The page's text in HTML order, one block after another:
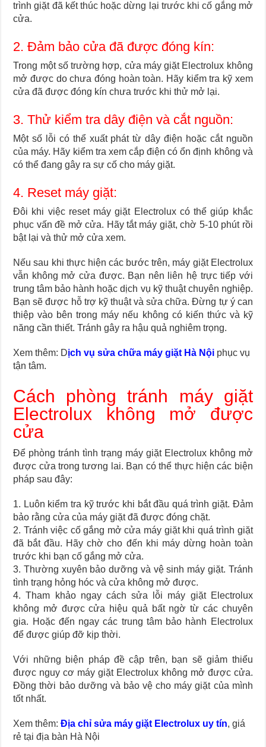
trình giặt đã kết thúc hoặc dừng lại trước khi cố gắng mở
cửa.
2. Đảm bảo cửa đã được đóng kín:
Trong một số trường hợp, cửa máy giặt Electrolux không
mở được do chưa đóng hoàn toàn. Hãy kiểm tra kỹ xem
cửa đã được đóng kín chưa trước khi thử mở lại.
3. Thử kiểm tra dây điện và cắt nguồn:
Một số lỗi có thể xuất phát từ dây điện hoặc cắt nguồn
của máy. Hãy kiểm tra xem cắp điện có ổn định không và
có thể đang gây ra sự cố cho máy giặt.
4. Reset máy giặt:
Đôi khi việc reset máy giặt Electrolux có thể giúp khắc
phục vấn đề mở cửa. Hãy tắt máy giặt, chờ 5-10 phút rồi
bật lại và thử mở cửa xem.
Nếu sau khi thực hiện các bước trên, máy giặt Electrolux
vẫn không mở cửa được. Bạn nên liên hệ trực tiếp với
trung tâm bảo hành hoặc dịch vụ kỹ thuật chuyên nghiệp.
Bạn sẽ được hỗ trợ kỹ thuật và sửa chữa. Đừng tự ý can
thiệp vào bên trong máy nếu không có kiến thức và kỹ
năng cần thiết. Tránh gây ra hậu quả nghiêm trọng.
Xem thêm: Dịch vụ sửa chữa máy giặt Hà Nội phục vụ
tận tâm.
Cách phòng tránh máy giặt
Electrolux không mở được
cửa
Để phòng tránh tình trạng máy giặt Electrolux không mở
được cửa trong tương lai. Bạn có thể thực hiện các biện
pháp sau đây:
1. Luôn kiểm tra kỹ trước khi bắt đầu quá trình giặt. Đảm
bảo rằng cửa của máy giặt đã được đóng chặt.
2. Tránh việc cố gắng mở cửa máy giặt khi quá trình giặt
đã bắt đầu. Hãy chờ cho đến khi máy dừng hoàn toàn
trước khi bạn cố gắng mở cửa.
3. Thường xuyên bảo dưỡng và vệ sinh máy giặt. Tránh
tình trạng hỏng hóc và cửa không mở được.
4. Tham khảo ngay cách sửa lỗi máy giặt Electrolux
không mở được cửa hiệu quả bất ngờ từ các chuyên
gia. Hoặc đến ngay các trung tâm bảo hành Electrolux
để được giúp đỡ kịp thời.
Với những biện pháp đề cập trên, bạn sẽ giảm thiểu
được nguy cơ máy giặt Electrolux không mở được cửa.
Đồng thời bảo dưỡng và bảo vệ cho máy giặt của mình
tốt nhất.
Xem thêm:Địa chỉ sửa máy giặt Electrolux uy tín, giá
rẻ tại địa bàn Hà Nội